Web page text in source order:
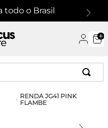
todo o Brasil
RENDA JG41 PINK
FLAMBE